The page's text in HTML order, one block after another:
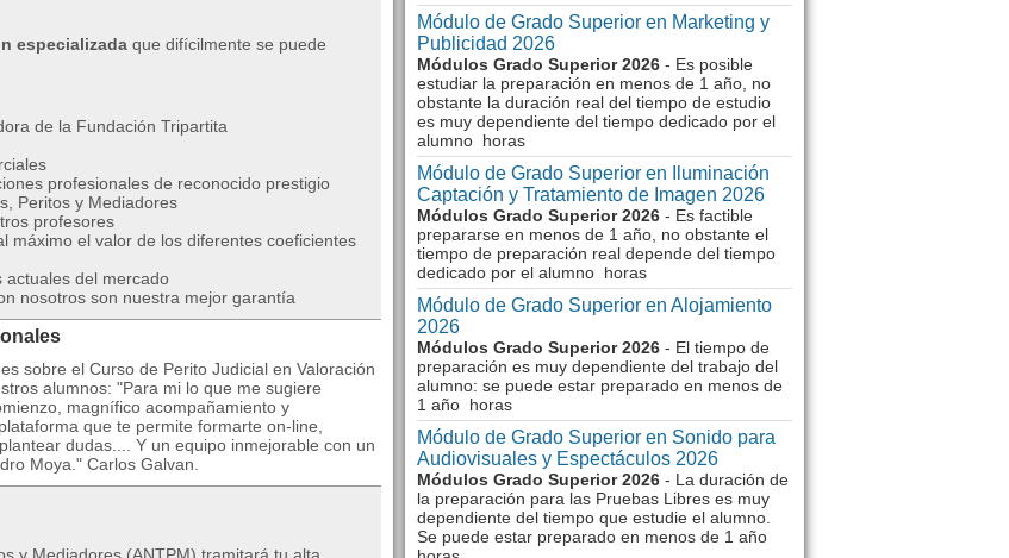
especializada que difícilmente se puede
de la Fundación Tripartita
profesionales de reconocido prestigio
Peritos y Mediadores
profesores
el valor de los diferentes coeficientes
del mercado
nosotros son nuestra mejor garantía
sobre el Curso de Perito Judicial en Valoración
alumnos: "Para mi lo que me sugiere
magnífico acompañamiento y
que te permite formarte on-line,
dudas.... Y un equipo inmejorable con un
Moya." Carlos Galvan.
Módulo de Grado Superior en Marketing y
Publicidad 2026
Módulos Grado Superior 2026 - Es posible
estudiar la preparación en menos de 1 año, no
obstante la duración real del tiempo de estudio
es muy dependiente del tiempo dedicado por el
alumno horas
Módulo de Grado Superior en Iluminación
Captación y Tratamiento de Imagen 2026
Módulos Grado Superior 2026 - Es factible
prepararse en menos de 1 año, no obstante el
tiempo de preparación real depende del tiempo
dedicado por el alumno horas
Módulo de Grado Superior en Alojamiento
2026
Módulos Grado Superior 2026 - El tiempo de
preparación es muy dependiente del trabajo del
alumno: se puede estar preparado en menos de
1 año horas
Módulo de Grado Superior en Sonido para
Audiovisuales y Espectáculos 2026
Módulos Grado Superior 2026 - La duración de
la preparación para las Pruebas Libres es muy
dependiente del tiempo que estudie el alumno.
Se puede estar preparado en menos de 1 año